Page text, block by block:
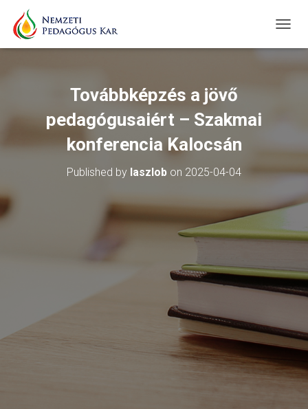
O
I
N
Továbbképzés a jövő
pedagógusaiért – Szakmai
konferencia Kalocsán
Published by laszlob on 2025-04-04